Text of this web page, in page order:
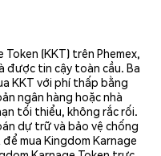
Token (KKT) trên Phemex,
được tin cậy toàn cầu. Ba
KKT với phí thấp bằng
ngân hàng hoặc nhà
tối thiểu, không rắc rối.
dự trữ và bảo vệ chống
mua Kingdom Karnage